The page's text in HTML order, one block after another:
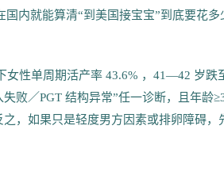
内就能算清“到美国接宝宝”到底要花多
女性单周期活产率 43.6% ，41—42 岁跌
败／PGT 结构异常”任一诊断，且年龄
，如果只是轻度男方因素或排卵障碍